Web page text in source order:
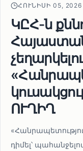
ՀՈՒՆԻՍԻ 05, 2026
ԿԸՀ-ն
ՈՒՂԻՂ
դիմել՝